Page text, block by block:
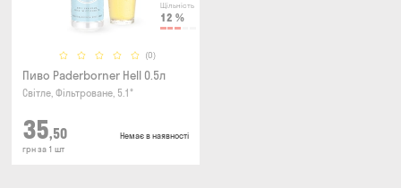
Щільність
12 %
(0)
Пиво Paderborner Hell 0.5л
Світле, Фільтроване, 5.1°
35,50
грн за 1 шт
Немає в наявності